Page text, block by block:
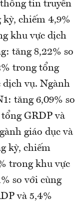
tin truyền
chiếm 4,9%
khu vực dịch
tăng 8,22% so
trong tổng
dịch vụ. Ngành
tăng 6,09% so
GRDP và
giáo dục và
kỳ, chiếm
trong khu vực
so với cùng
và 5,4%